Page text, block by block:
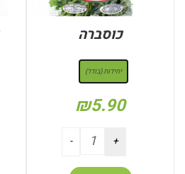
כוסברה
יחידות (בודד)
₪5.90